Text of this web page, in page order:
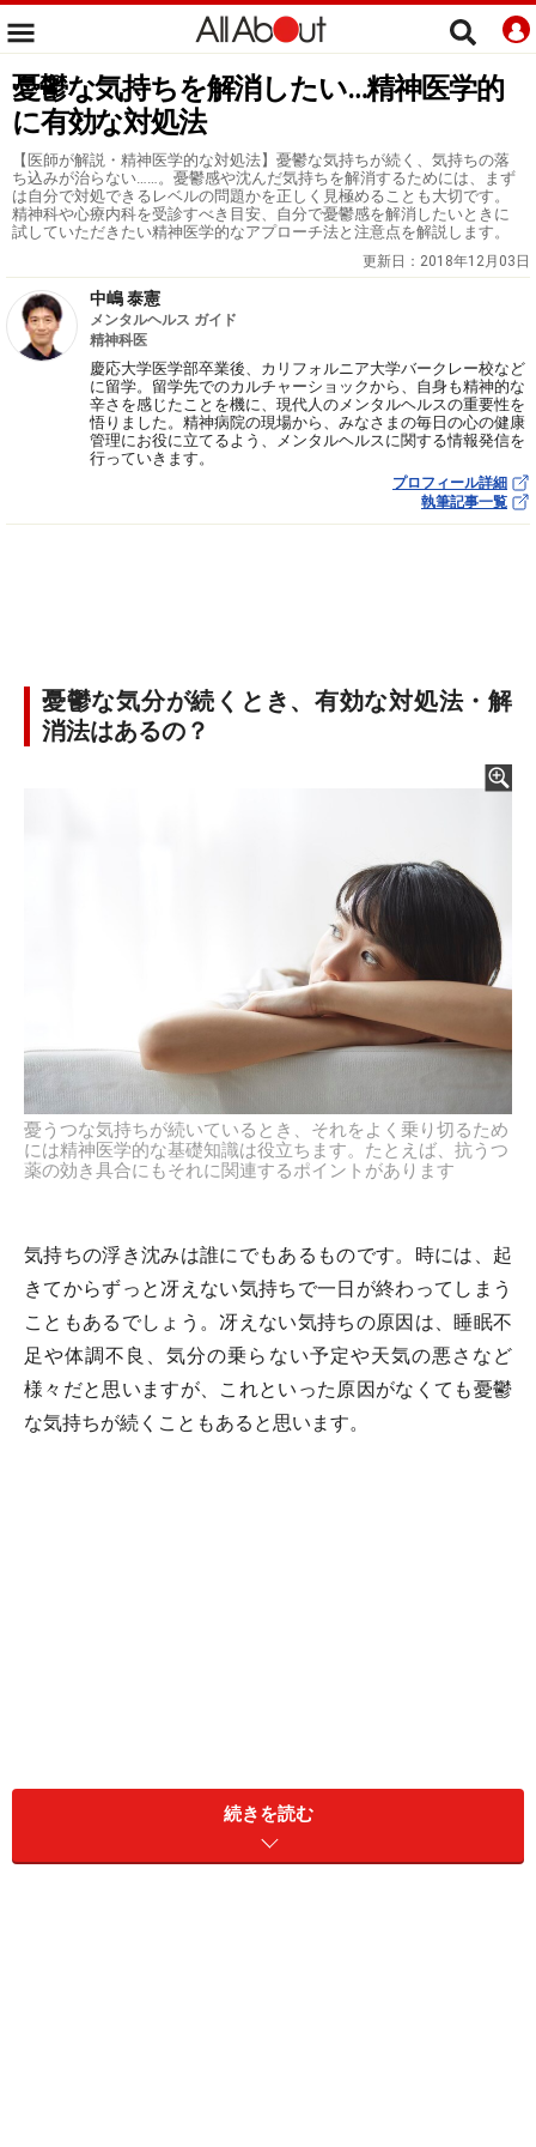
憂鬱な気持ちを解消したい…精神医学的
に有効な対処法
【医師が解説・精神医学的な対処法】憂鬱な気持ちが続く、気持ちの落
ち込みが治らない……。憂鬱感や沈んだ気持ちを解消するためには、まず
は自分で対処できるレベルの問題かを正しく見極めることも大切です。
精神科や心療内科を受診すべき目安、自分で憂鬱感を解消したいときに
試していただきたい精神医学的なアプローチ法と注意点を解説します。
更新日： 2018年12月03日
中嶋 泰憲
メンタルヘルス ガイド
精神科医
慶応大学医学部卒業後、カリフォルニア大学バークレー校など
に留学。留学先でのカルチャーショックから、自身も精神的な
辛さを感じたことを機に、現代人のメンタルヘルスの重要性を
悟りました。精神病院の現場から、みなさまの毎日の心の健康
管理にお役に立てるよう、メンタルヘルスに関する情報発信を
行っていきます。
プロフィール詳細
執筆記事一覧
憂鬱な気分が続くとき、有効な対処法・解
消法はあるの？
憂うつな気持ちが続いているとき、それをよく乗り切るため
には精神医学的な基礎知識は役立ちます。たとえば、抗うつ
薬の効き具合にもそれに関連するポイントがあります
気持ちの浮き沈みは誰にでもあるものです。時には、起
きてからずっと冴えない気持ちで一日が終わってしまう
こともあるでしょう。冴えない気持ちの原因は、睡眠不
足や体調不良、気分の乗らない予定や天気の悪さなど
様々だと思いますが、これといった原因がなくても憂鬱
な気持ちが続くこともあると思います。
今回は、憂鬱な気分の解消に役立つ、精神医学的なアプ
続きを読む